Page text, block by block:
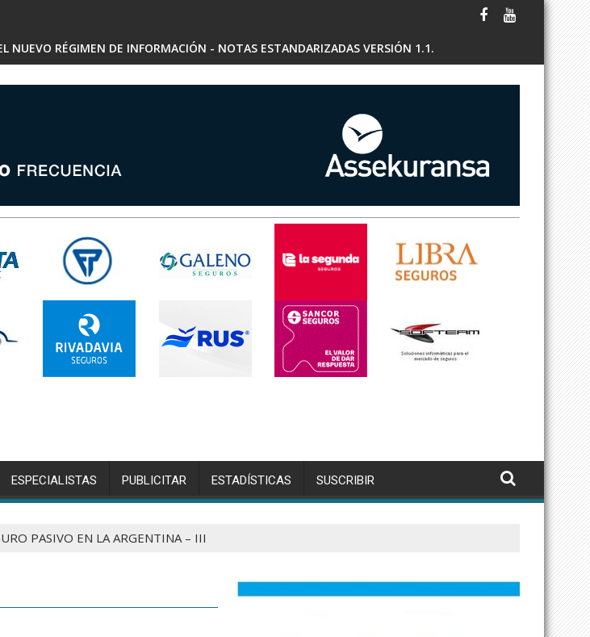
RÉGIMEN DE INFORMACIÓN - NOTAS ESTANDARIZADAS VERSIÓN 1.1.
- INSCRIPCIÓN RAE
ESPECIALISTAS PUBLICITAR ESTADÍSTICAS SUSCRIBIR
PASIVO EN LA ARGENTINA – III